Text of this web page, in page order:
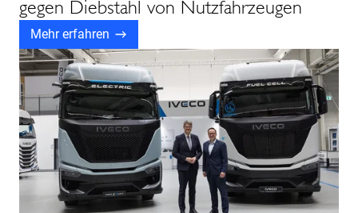
gegen Diebstahl von Nutzfahrzeugen
Mehr erfahren